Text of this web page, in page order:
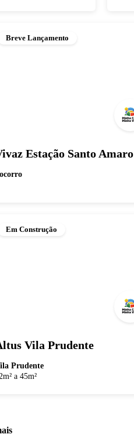
Breve Lançamento
Estação Santo Amaro
Em Construção
Vila Prudente
Prudente
a 45m²